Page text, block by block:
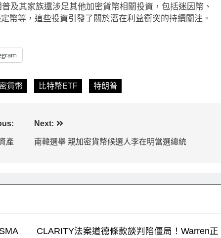
及其家族還涉足其他加密貨幣相關投資，包括迷因幣、
幣等，這些投資引發了關於潛在利益衝突的持續關注。
貨幣 比特幣ETF 特朗普
產
Next:
南韓選舉 親加密貨幣候選人李在明當選總統
CLARITY法案道德條款談判陷僵局！Warren正
1 天 Ago